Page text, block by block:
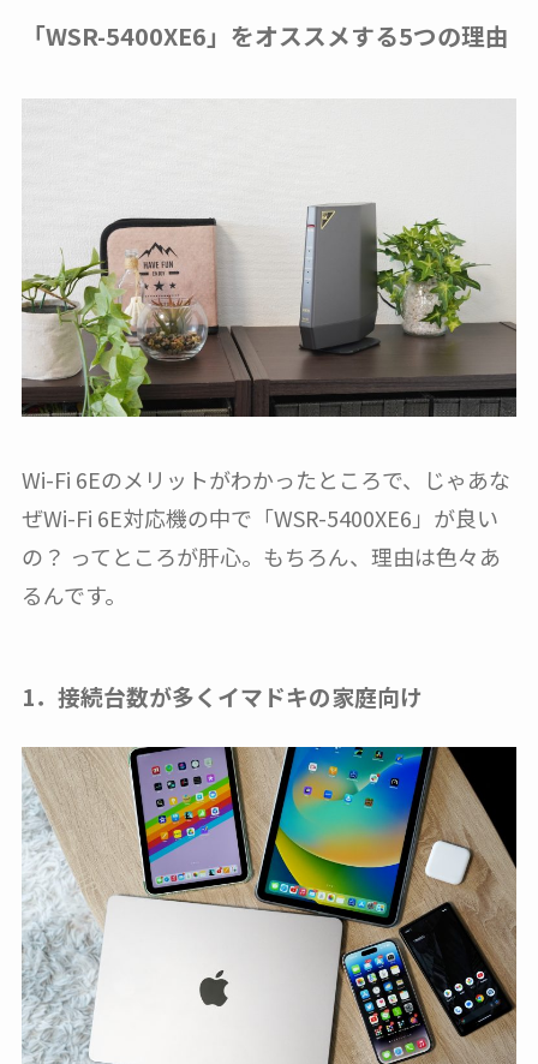
「WSR-5400XE6」をオススメする5つの理由
Wi-Fi 6Eのメリットがわかったところで、じゃあな
ぜWi-Fi 6E対応機の中で「WSR-5400XE6」が良い
の？ ってところが肝心。もちろん、理由は色々あ
るんです。
1．接続台数が多くイマドキの家庭向け